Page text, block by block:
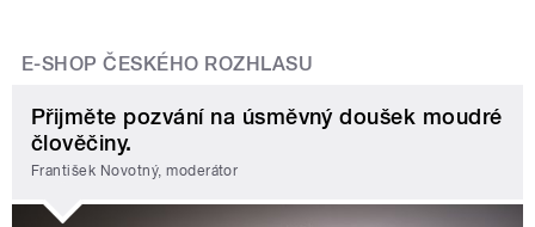
E-SHOP ČESKÉHO ROZHLASU
Přijměte pozvání na úsměvný doušek moudré
člověčiny.
František Novotný, moderátor